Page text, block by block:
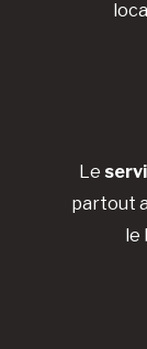
Le
partout
le